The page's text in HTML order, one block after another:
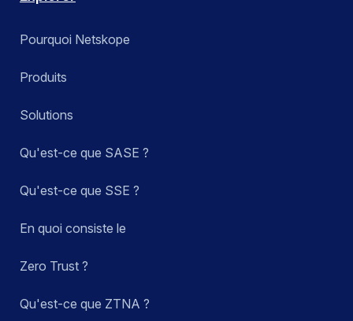
Pourquoi Netskope
Produits
Solutions
Qu'est-ce que SASE ?
Qu'est-ce que SSE ?
En quoi consiste le
Zero Trust ?
Qu'est-ce que ZTNA ?